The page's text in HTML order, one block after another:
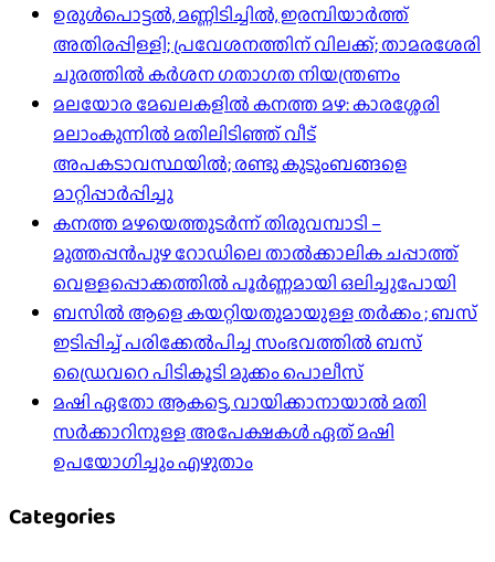
ഉരുൾപൊട്ടൽ, മണ്ണിടിച്ചിൽ, ഇരമ്പിയാര്‍ത്ത്
അതിരപ്പിള്ളി; പ്രവേശനത്തിന് വിലക്ക്; താമരശേരി
ചുരത്തില്‍ കര്‍ശന ഗതാഗത നിയന്ത്രണം
മലയോര മേഖലകളിൽ കനത്ത മഴ: കാരശ്ശേരി
മലാംകുന്നിൽ മതിലിടിഞ്ഞ് വീട്
അപകടാവസ്ഥയിൽ; രണ്ടു കുടുംബങ്ങളെ
മാറ്റിപ്പാർപ്പിച്ചു
കനത്ത മഴയെത്തുടർന്ന് തിരുവമ്പാടി –
മുത്തപ്പൻപുഴ റോഡിലെ താൽക്കാലിക ചപ്പാത്ത്
വെള്ളപ്പൊക്കത്തിൽ പൂർണ്ണമായി ഒലിച്ചുപോയി
ബസിൽ ആളെ കയറ്റിയതുമായുള്ള തർക്കം ; ബസ്
ഇടിപ്പിച്ച് പരിക്കേൽപിച്ച സംഭവത്തിൽ ബസ്
ഡ്രൈവറെ പിടികൂടി മുക്കം പൊലീസ്
മഷി ഏതോ ആകട്ടെ, വായിക്കാനായാൽ മതി​
സർക്കാറിനുള്ള അപേക്ഷകൾ ഏത് മഷി
ഉപയോഗിച്ചും എഴുതാം
Categories